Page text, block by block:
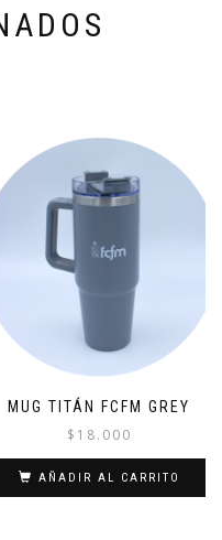
MUG TITÁN FCFM GREY
$ 18.000
AÑADIR AL CARRITO